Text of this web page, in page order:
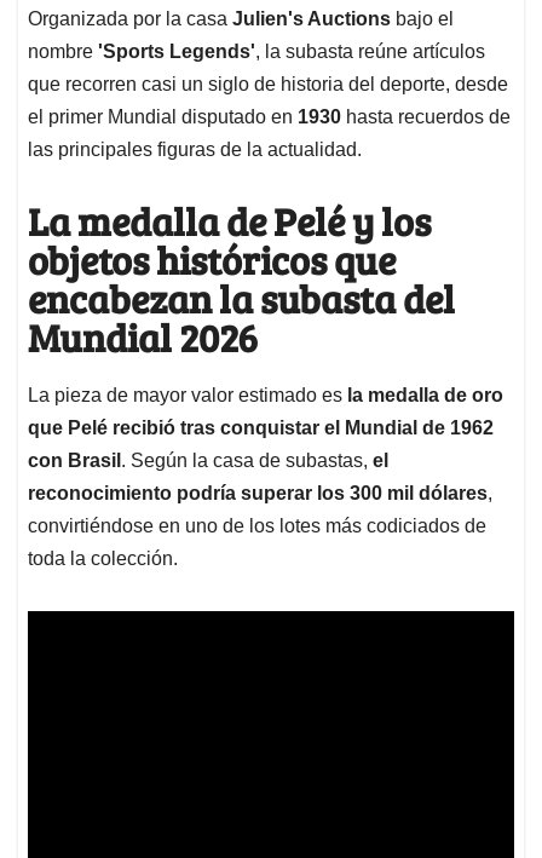
Organizada por la casa Julien's Auctions bajo el
nombre 'Sports Legends', la subasta reúne artículos
que recorren casi un siglo de historia del deporte, desde
el primer Mundial disputado en 1930 hasta recuerdos de
las principales figuras de la actualidad.
La medalla de Pelé y los
objetos históricos que
encabezan la subasta del
Mundial 2026
La pieza de mayor valor estimado es la medalla de oro
que Pelé recibió tras conquistar el Mundial de 1962
con Brasil . Según la casa de subastas, el
reconocimiento podría superar los 300 mil dólares,
convirtiéndose en uno de los lotes más codiciados de
toda la colección.